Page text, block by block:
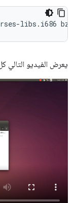
يعرض الفيديو التالي